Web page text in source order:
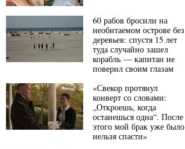
60 рабов бросили на
необитаемом острове без
деревьев: спустя 15 лет
туда случайно зашел
корабль — капитан не
поверил своим глазам
«Свекор протянул
конверт со словами:
„Откроешь, когда
останешься одна“. После
этого мой брак уже было
нельзя спасти»